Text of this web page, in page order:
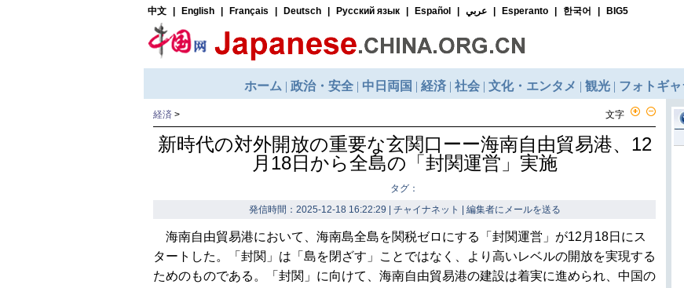
文字
経済 >
新時代の対外開放の重要な玄関口ーー海南自由貿易港、12
月18日から全島の「封関運営」実施
タグ：
発信時間：2025-12-18 16:22:29 | チャイナネット | 編集者にメールを送る
海南自由貿易港において、海南島全島を関税ゼロにする「封関運営」が12月18日にス
タートした。「封関」は「島を閉ざす」ことではなく、より高いレベルの開放を実現する
ためのものである。「封関」に向けて、海南自由貿易港の建設は着実に進められ、中国の